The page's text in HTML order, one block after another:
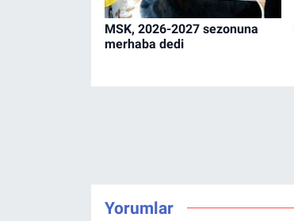
MSK, 2026-2027 sezonuna
merhaba dedi
Yorumlar